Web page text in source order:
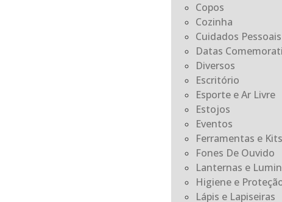
Copos
Cozinha
Cuidados Pessoais
Datas
Diversos
Escritório
Esporte e Ar Livre
Estojos
Eventos
Ferramentas e Kits
Fones De Ouvido
Lanternas e
Higiene e
Lápis e Lapiseiras